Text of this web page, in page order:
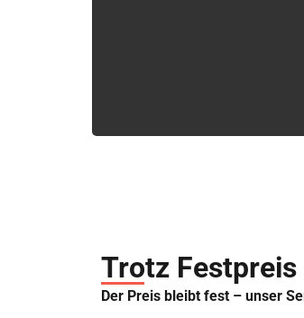
Trotz
Der Preis bleibt fest – unser